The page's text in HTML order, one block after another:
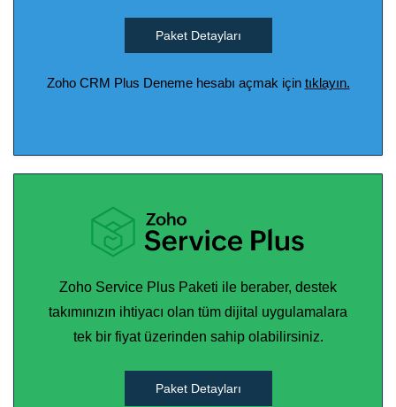
Paket Detayları
Zoho CRM Plus Deneme hesabı açmak için tıklayın.
Zoho Service Plus Paketi ile beraber, destek
takımınızın ihtiyacı olan tüm dijital uygulamalara
tek bir fiyat üzerinden sahip olabilirsiniz.
Paket Detayları